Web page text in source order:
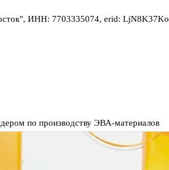
ИНН: 7703335074, erid: LjN8K37Ko
по производству ЭВА-материалов